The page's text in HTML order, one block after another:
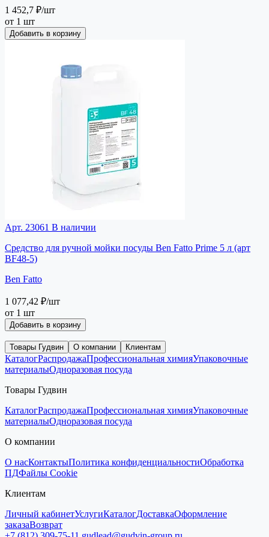
1 452,7 ₽/шт
от 1 шт
Добавить в корзину
Арт. 23061 В наличии
Средство для ручной мойки посуды Ben Fatto Prime 5 л (арт
BF48-5)
Ben Fatto
1 077,42 ₽/шт
от 1 шт
Добавить в корзину
Товары Гудвин О компании Клиентам
КаталогРаспродажаПрофессиональная химияУпаковочные
материалыОдноразовая посуда
Товары Гудвин
КаталогРаспродажаПрофессиональная химияУпаковочные
материалыОдноразовая посуда
О компании
О насКонтактыПолитика конфиденциальностиОбработка
ПДФайлы Cookie
Клиентам
Личный кабинетУслугиКаталогДоставкаОформление
заказаВозврат